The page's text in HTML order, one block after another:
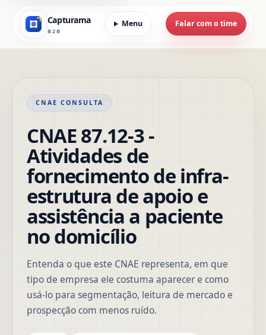
Capturama
B2B
Menu Falar com o time
CNAE CONSULTA
CNAE 87.12-3 -
Atividades de
fornecimento de infra-
estrutura de apoio e
assistência a paciente
no domicílio
Entenda o que este CNAE representa, em que
tipo de empresa ele costuma aparecer e como
usá-lo para segmentação, leitura de mercado e
prospecção com menos ruído.